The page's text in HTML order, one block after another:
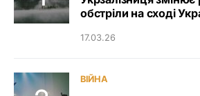
обстріли на сході
17.03.26
ВІЙНА